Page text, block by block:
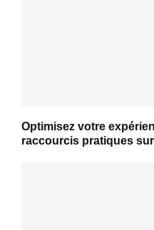
Optimisez votre
raccourcis pratiques